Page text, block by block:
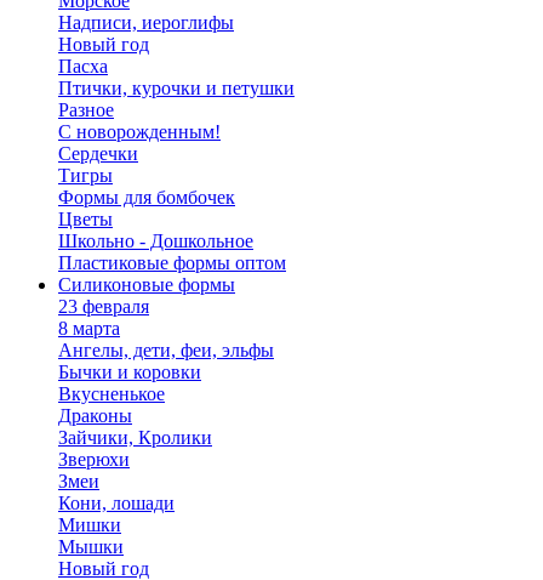
Надписи, иероглифы
Новый год
Пасха
Птички, курочки и петушки
Разное
С новорожденным!
Сердечки
Тигры
Формы для бомбочек
Цветы
Школьно - Дошкольное
Пластиковые формы оптом
Силиконовые формы
23 февраля
8 марта
Ангелы, дети, феи, эльфы
Бычки и коровки
Вкусненькое
Драконы
Зайчики, Кролики
Зверюхи
Змеи
Кони, лошади
Мишки
Мышки
Новый год